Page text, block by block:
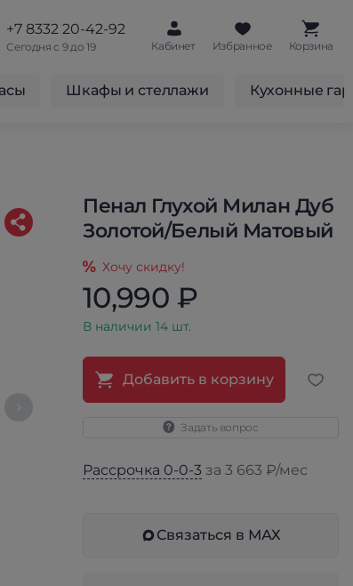
+7 8332 20-42-92
Сегодня с 9 до 19 Кабинет Избранное Корзина
Шкафы и стеллажи Кухонные
Пенал Глухой Милан Дуб
Золотой/Белый Матовый
Хочу скидку!
10,990 ₽
В наличии 14 шт.
Добавить в корзину
Задать вопрос
Рассрочка 0-0-3 за 3 663 ₽/мес
Связаться в МАХ